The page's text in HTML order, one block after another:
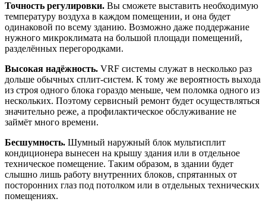
Точность регулировки. Вы сможете выставить необходимую
температуру воздуха в каждом помещении, и она будет
одинаковой по всему зданию. Возможно даже поддержание
нужного микроклимата на большой площади помещений,
разделённых перегородками.
Высокая надёжность. VRF системы служат в несколько раз
дольше обычных сплит-систем. К тому же вероятность выхода
из строя одного блока гораздо меньше, чем поломка одного из
нескольких. Поэтому сервисный ремонт будет осуществляться
значительно реже, а профилактическое обслуживание не
займёт много времени.
Бесшумность. Шумный наружный блок мультисплит
кондиционера вынесен на крышу здания или в отдельное
техническое помещение. Таким образом, в здании будет
слышно лишь работу внутренних блоков, спрятанных от
посторонних глаз под потолком или в отдельных технических
помещениях.